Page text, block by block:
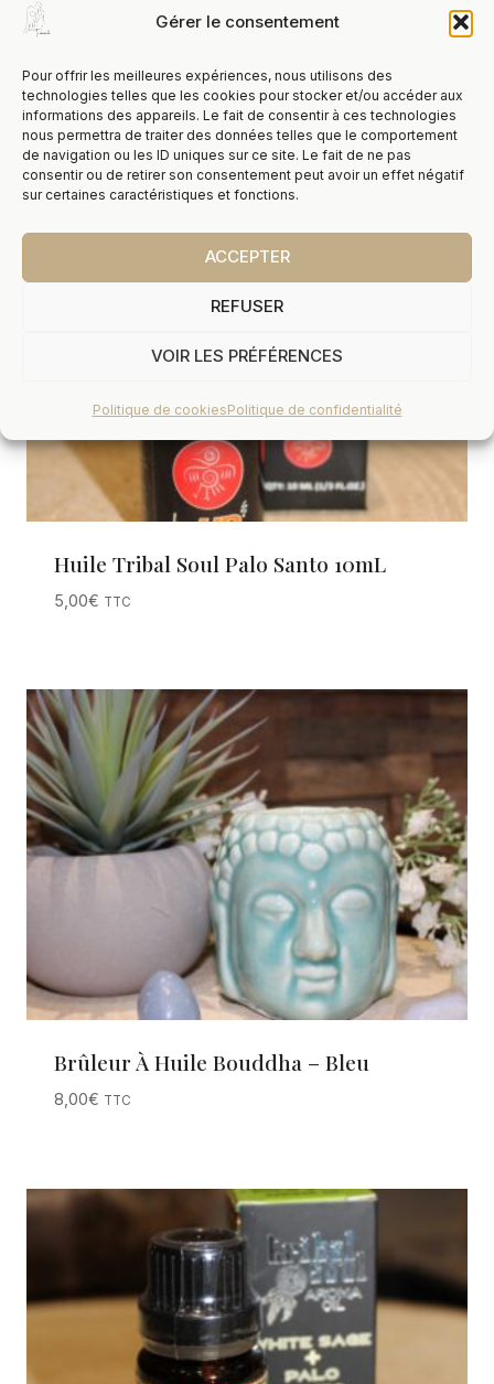
Gérer le consentement
Pour offrir les meilleures expériences, nous utilisons des
technologies telles que les cookies pour stocker et/ou accéder aux
informations des appareils. Le fait de consentir à ces technologies
nous permettra de traiter des données telles que le comportement
de navigation ou les ID uniques sur ce site. Le fait de ne pas
consentir ou de retirer son consentement peut avoir un effet négatif
sur certaines caractéristiques et fonctions.
ACCEPTER
REFUSER
VOIR LES PRÉFÉRENCES
Politique de cookiesPolitique de confidentialité
Brûleur À Huile Bouddha – Blanc
8,00€ TTC
Huile Tribal Soul Palo Santo 10mL
5,00€ TTC
Brûleur À Huile Bouddha – Bleu
8,00€ TTC